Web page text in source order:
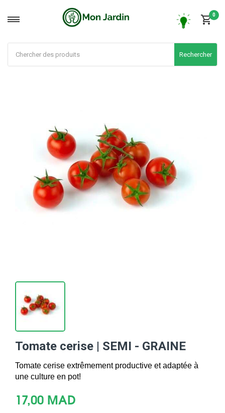
0
Rechercher
Tomate cerise | SEMI - GRAINE
Tomate cerise extrêmement productive et adaptée à
une culture en pot!
17,00 MAD